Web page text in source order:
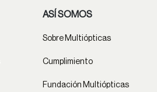
ASÍ SOMOS
Sobre Multiópticas
Cumplimiento
Fundación Multiópticas